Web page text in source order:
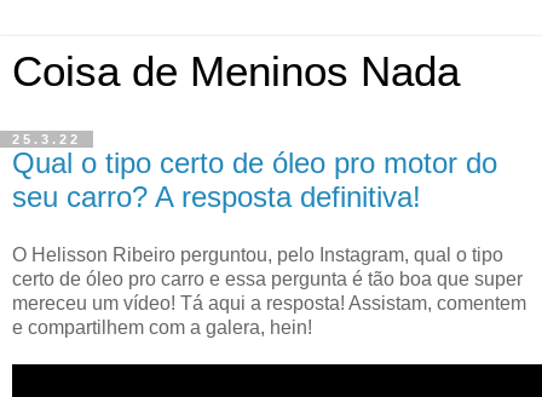
Coisa de Meninos Nada
25.3.22
Qual o tipo certo de óleo pro motor do
seu carro? A resposta definitiva!
O Helisson Ribeiro perguntou, pelo Instagram, qual o tipo
certo de óleo pro carro e essa pergunta é tão boa que super
mereceu um vídeo! Tá aqui a resposta! Assistam, comentem
e compartilhem com a galera, hein!